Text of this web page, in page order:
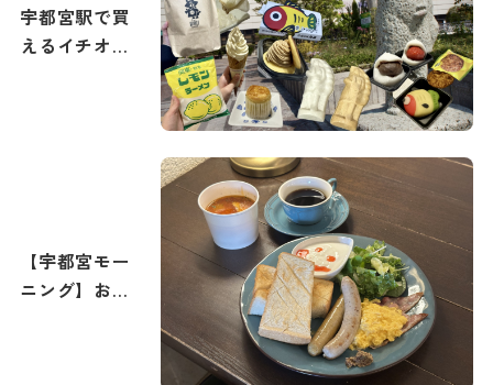
う！
宇都宮駅で買
えるイチオシ
【宇都宮モー
ニング】おす